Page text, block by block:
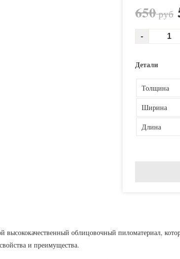
650руб
Детали
Толщина
Ширина
Длина
облицовочный пиломатериал,
и преимущества.